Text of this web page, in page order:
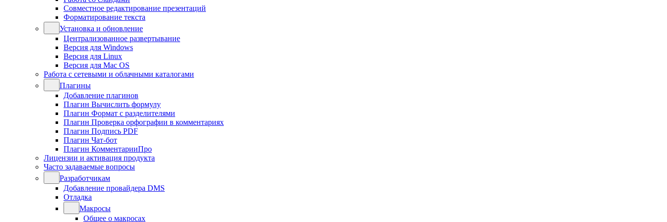
Совместное редактирование презентаций
Форматирование текста
Установка и обновление
Централизованное развертывание
Версия для Windows
Версия для Linux
Версия для Mac OS
Работа с сетевыми и облачными каталогами
Плагины
Добавление плагинов
Плагин Вычислить формулу
Плагин Формат с разделителями
Плагин Проверка орфографии в комментариях
Плагин Подпись PDF
Плагин Чат-бот
Плагин КомментарииПро
Лицензии и активация продукта
Часто задаваемые вопросы
Разработчикам
Добавление провайдера DMS
Отладка
Макросы
Общее о макросах